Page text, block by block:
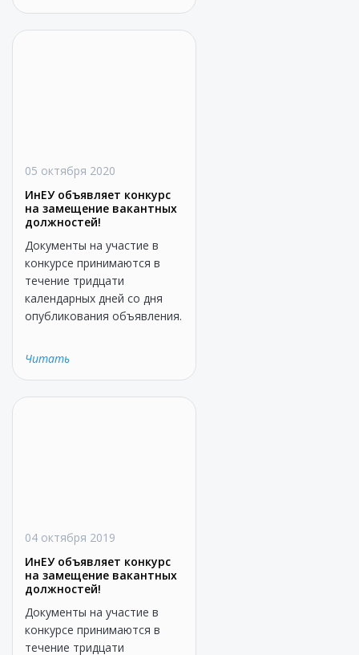
05 октября 2020
ИнЕУ объявляет конкурс
на замещение вакантных
должностей!
Документы на участие в
конкурсе принимаются в
течение тридцати
календарных дней со дня
опубликования объявления.
Читать
04 октября 2019
ИнЕУ объявляет конкурс
на замещение вакантных
должностей!
Документы на участие в
конкурсе принимаются в
течение тридцати